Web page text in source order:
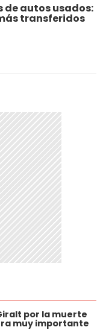
de autos usados:
transferidos
por la muerte
muy importante